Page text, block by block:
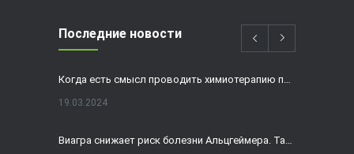
Последние новости
19.03.2024